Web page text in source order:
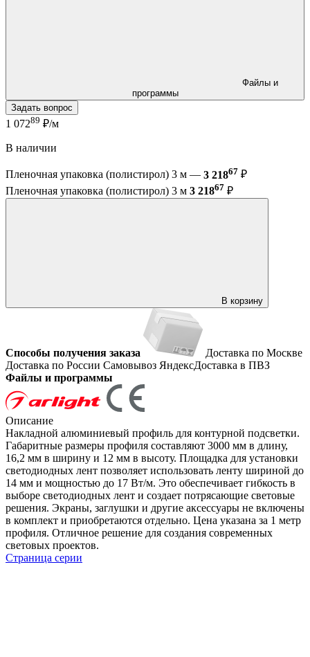
программы
Задать вопрос
1 07289 ₽/м
В наличии
Пленочная упаковка (полистирол) 3 м — 3 21867 ₽
Пленочная упаковка (полистирол) 3 м 3 21867 ₽
В корзину
Способы получения заказа
Доставка по Москве
Доставка по России Самовывоз ЯндексДоставка в ПВЗ
Файлы и программы
Описание
Накладной алюминиевый профиль для контурной подсветки.
Габаритные размеры профиля составляют 3000 мм в длину,
16,2 мм в ширину и 12 мм в высоту. Площадка для установки
светодиодных лент позволяет использовать ленту шириной до
14 мм и мощностью до 17 Вт/м. Это обеспечивает гибкость в
выборе светодиодных лент и создает потрясающие световые
решения. Экраны, заглушки и другие аксессуары не включены
в комплект и приобретаются отдельно. Цена указана за 1 метр
профиля. Отличное решение для создания современных
световых проектов.
Страница серии